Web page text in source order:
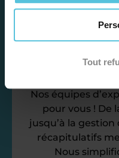
Tout
Nos équipes
pour vous ! De
jusqu’à la gestion
récapitulatifs
Nous